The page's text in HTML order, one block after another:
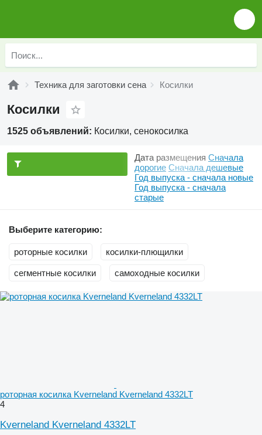
Техника для заготовки сена Косилки
Косилки
1525 объявлений: Косилки, сенокосилка
Дата размещения Сначала
дорогие Сначала дешевые
Год выпуска - сначала новые
Год выпуска - сначала
старые
Выберите категорию:
роторные косилки косилки-плющилки
сегментные косилки самоходные косилки
роторная косилка Kverneland Kverneland 4332LT
4
Kverneland Kverneland 4332LT